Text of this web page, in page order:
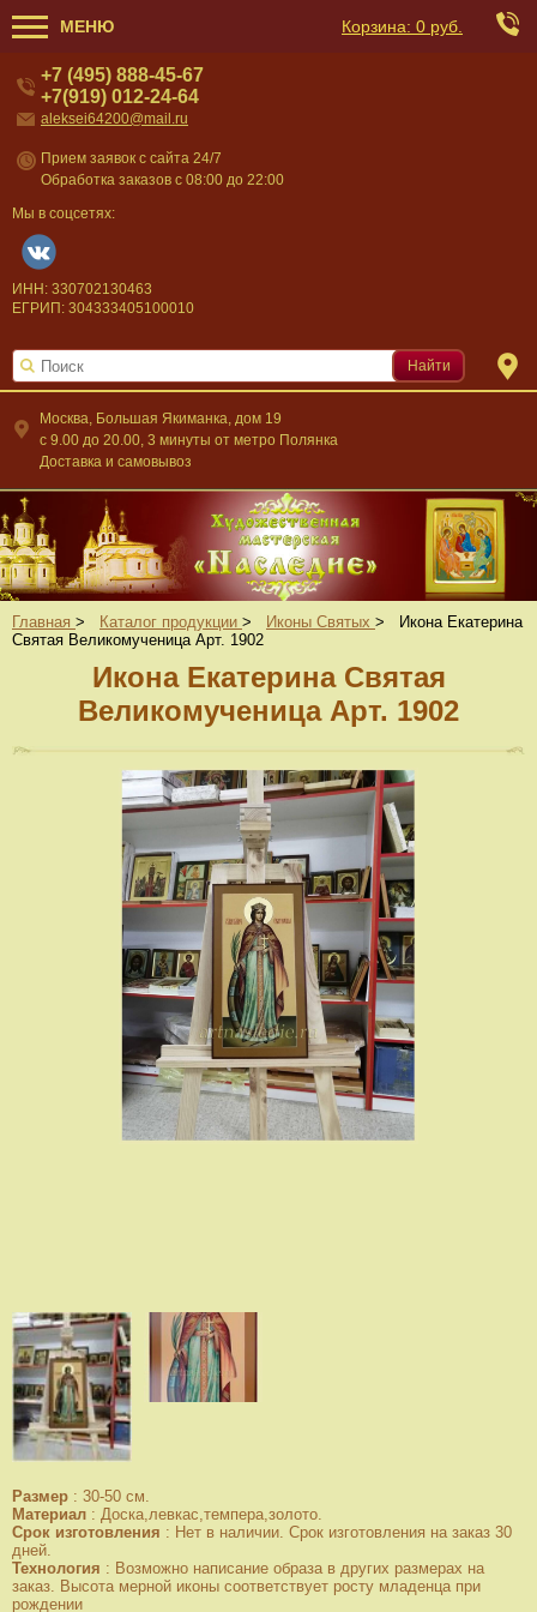
МЕНЮ Корзина: 0 руб.
Москва, Большая Якиманка, дом 19
c 9.00 до 20.00, 3 минуты от метро Полянка
Доставка и самовывоз
+7 (495) 888-45-67
+7(919) 012-24-64
aleksei64200@mail.ru
Прием заявок с сайта 24/7
Обработка заказов с 08:00 до 22:00
Мы в соцсетях:
ИНН: 330702130463
ЕГРИП: 304333405100010
Найти
Главная > Каталог продукции > Иконы Святых >
Икона Екатерина
Святая Великомученица Арт. 1902
Икона Екатерина Святая
Великомученица Арт. 1902
Размер : 30-50 см.
Материал : Доска,левкас,темпера,золото.
Срок изготовления : Нет в наличии. Срок изготовления на заказ 30
дней.
Технология : Возможно написание образа в других размерах на
заказ. Высота мерной иконы соответствует росту младенца при
рождении